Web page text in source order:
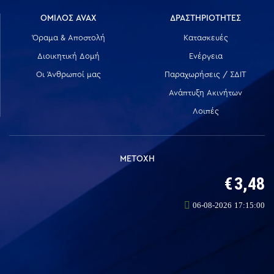
ΟΜΙΛΟΣ AVAX
Όραμα & Αποστολή
Διοικητική Δομή
Οι Άνθρωποί μας
ΔΡΑΣΤΗΡΙΟΤΗΤΕΣ
Κατασκευές
Ενέργεια
Παραχωρήσεις / ΣΔΙΤ
Ανάπτυξη Ακινήτων
Λοιπές
ΜΕΤΟΧΗ